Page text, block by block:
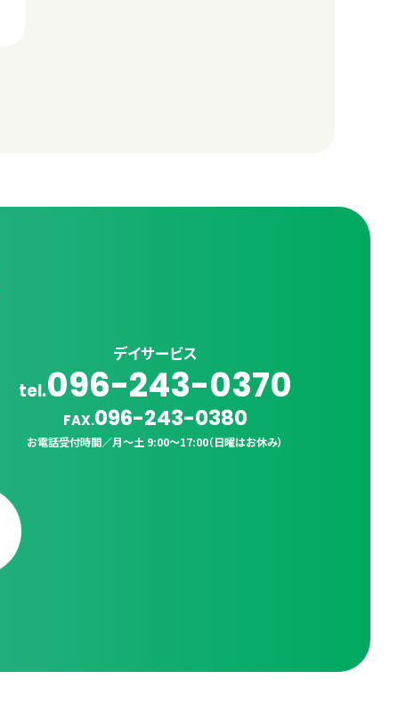
デイサービス
tel.096-243-0370
FAX.096-243-0380
お電話受付時間／月〜土 9:00〜17:00（日曜はお休み）